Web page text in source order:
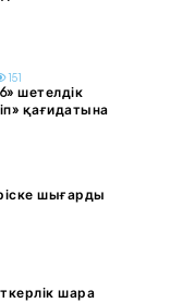
151
шетелдік
қағидатына
шығарды
шара